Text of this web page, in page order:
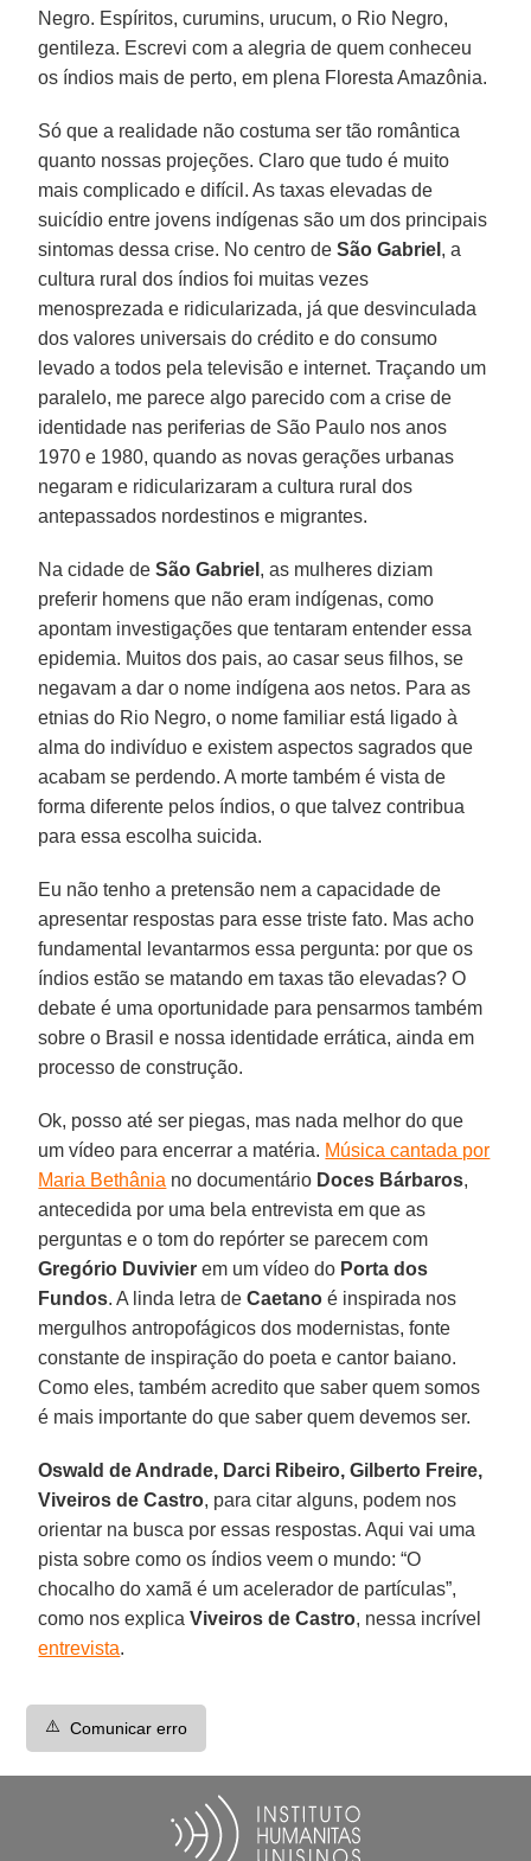
Negro. Espíritos, curumins, urucum, o Rio Negro,
gentileza. Escrevi com a alegria de quem conheceu
os índios mais de perto, em plena Floresta Amazônia.
Só que a realidade não costuma ser tão romântica
quanto nossas projeções. Claro que tudo é muito
mais complicado e difícil. As taxas elevadas de
suicídio entre jovens indígenas são um dos principais
sintomas dessa crise. No centro deSão Gabriel , a
cultura rural dos índios foi muitas vezes
menosprezada e ridicularizada, já que desvinculada
dos valores universais do crédito e do consumo
levado a todos pela televisão e internet. Traçando um
paralelo, me parece algo parecido com a crise de
identidade nas periferias de São Paulo nos anos
1970 e 1980, quando as novas gerações urbanas
negaram e ridicularizaram a cultura rural dos
antepassados nordestinos e migrantes.
Na cidade deSão Gabriel , as mulheres diziam
preferir homens que não eram indígenas, como
apontam investigações que tentaram entender essa
epidemia. Muitos dos pais, ao casar seus filhos, se
negavam a dar o nome indígena aos netos. Para as
etnias do Rio Negro, o nome familiar está ligado à
alma do indivíduo e existem aspectos sagrados que
acabam se perdendo. A morte também é vista de
forma diferente pelos índios, o que talvez contribua
para essa escolha suicida.
Eu não tenho a pretensão nem a capacidade de
apresentar respostas para esse triste fato. Mas acho
fundamental levantarmos essa pergunta: por que os
índios estão se matando em taxas tão elevadas? O
debate é uma oportunidade para pensarmos também
sobre o Brasil e nossa identidade errática, ainda em
processo de construção.
Ok, posso até ser piegas, mas nada melhor do que
um vídeo para encerrar a matéria. Música cantada por
Maria Bethânia no documentário Doces Bárbaros,
antecedida por uma bela entrevista em que as
perguntas e o tom do repórter se parecem com
Gregório Duvivier em um vídeo do Porta dos
Fundos. A linda letra deCaetano é inspirada nos
mergulhos antropofágicos dos modernistas, fonte
constante de inspiração do poeta e cantor baiano.
Como eles, também acredito que saber quem somos
é mais importante do que saber quem devemos ser.
Oswald de Andrade, Darci Ribeiro, Gilberto Freire,
Viveiros de Castro, para citar alguns, podem nos
orientar na busca por essas respostas. Aqui vai uma
pista sobre como os índios veem o mundo: “O
chocalho do xamã é um acelerador de partículas”,
como nos explicaViveiros de Castro, nessa incrível
entrevista.
⚠️ Comunicar erro